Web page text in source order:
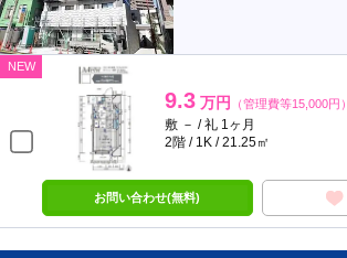
NEW
9.3 万円 （管理費等15,000円）
敷 － / 礼 1ヶ月
2階 / 1K / 21.25㎡
お問い合わせ(無料)